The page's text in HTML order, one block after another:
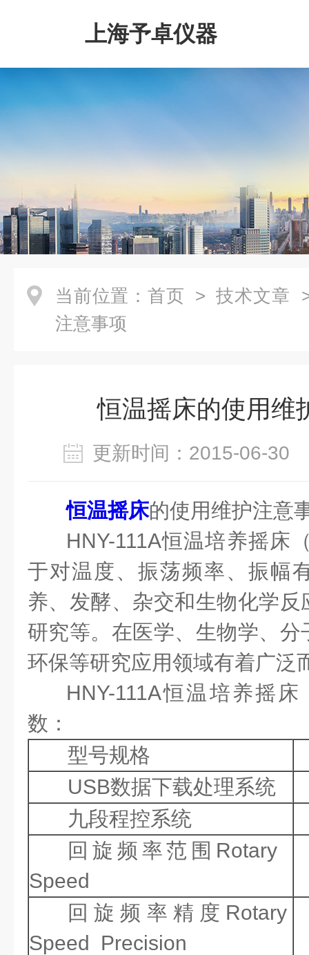
上海予卓仪器
当前位置： 首页 > 技术文章
注意事项
恒温摇床的使用维
更新时间：2015-06-
恒温摇床的使用维护注意
HNY-111A恒温培养摇床
于对温度、振荡频率、振幅
养、发酵、杂交和生物化学
研究等。在医学、生物学、
环保等研究应用领域有着广泛
HNY-111A恒温培养摇
数：
型号规格
USB数据下载处理系统
九段程控系统
回旋频率范围Rotary
Speed
回旋频率精度Rotary
Speed Precision